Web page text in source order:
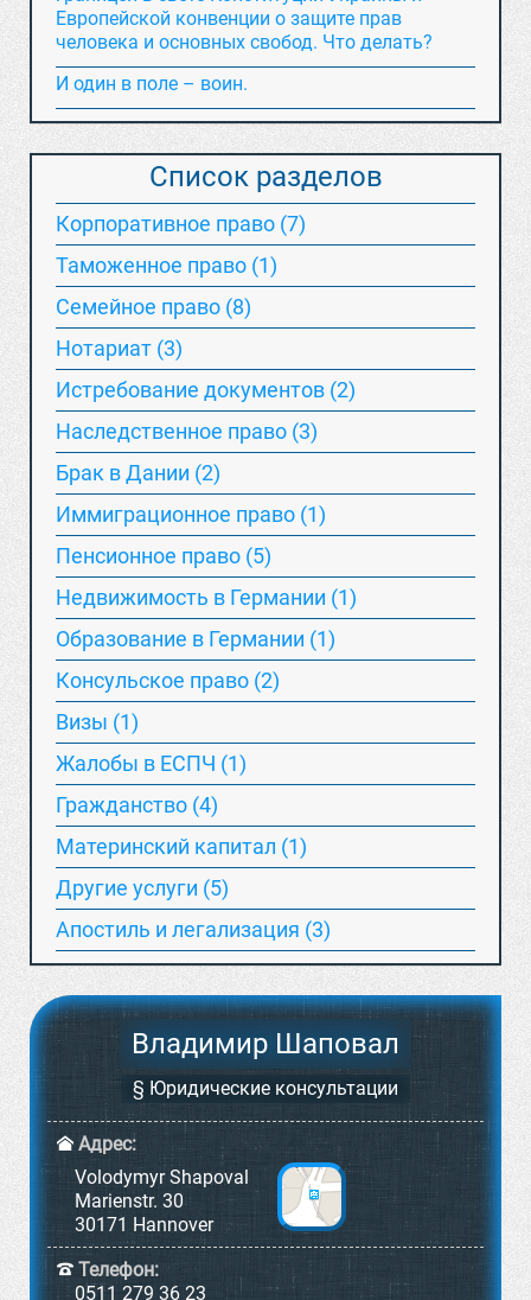
Европейской конвенции о защите прав
человека и основных свобод. Что делать?
И один в поле – воин.
Список разделов
Корпоративное право (7)
Таможенное право (1)
Семейное право (8)
Нотариат (3)
Истребование документов (2)
Наследственное право (3)
Брак в Дании (2)
Иммиграционное право (1)
Пенсионное право (5)
Недвижимость в Германии (1)
Образование в Германии (1)
Консульское право (2)
Визы (1)
Жалобы в ЕСПЧ (1)
Гражданство (4)
Материнский капитал (1)
Другие услуги (5)
Апостиль и легализация (3)
Владимир Шаповал
§ Юридические консультации
Адрес:
Volodymyr Shapoval
Marienstr. 30
30171 Hannover
Телефон:
0511 279 36 23